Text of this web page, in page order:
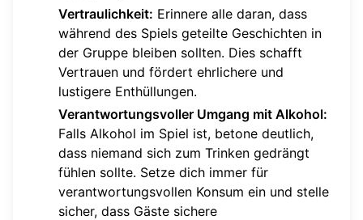
Vertraulichkeit: Erinnere alle daran, dass
während des Spiels geteilte Geschichten in
der Gruppe bleiben sollten. Dies schafft
Vertrauen und fördert ehrlichere und
lustigere Enthüllungen.
Verantwortungsvoller Umgang mit Alkohol:
Falls Alkohol im Spiel ist, betone deutlich,
dass niemand sich zum Trinken gedrängt
fühlen sollte. Setze dich immer für
verantwortungsvollen Konsum ein und stelle
sicher, dass Gäste sichere